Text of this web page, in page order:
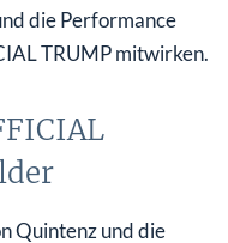
die Performance
TRUMP mitwirken.
Quintenz und die